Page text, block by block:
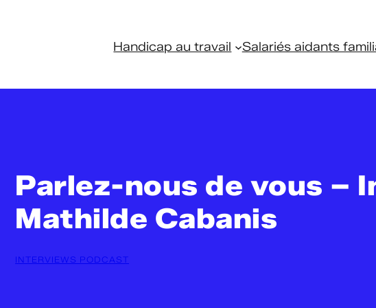
Handicap au travail Salariés aidants
Parlez-nous de vous –
Mathilde Cabanis
INTERVIEWS PODCAST